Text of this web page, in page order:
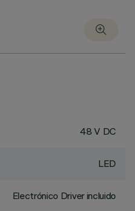
48 V DC
LED
Electrónico Driver incluido